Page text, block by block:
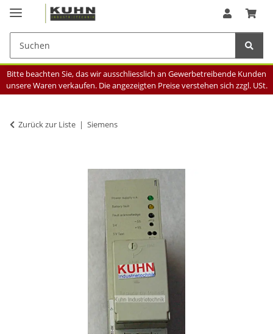
Bitte beachten Sie, das wir ausschliesslich an Gewerbetreibende Kunden
unsere Waren verkaufen. Die angezeigten Preise verstehen sich zzgl. USt.
Zurück zur Liste Siemens